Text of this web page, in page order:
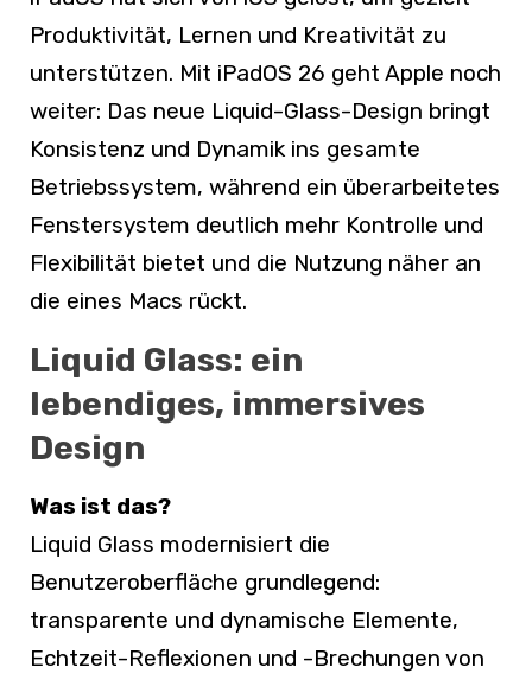
Produktivität, Lernen und Kreativität zu
unterstützen. Mit iPadOS 26 geht Apple noch
weiter: Das neue Liquid-Glass-Design bringt
Konsistenz und Dynamik ins gesamte
Betriebssystem, während ein überarbeitetes
Fenstersystem deutlich mehr Kontrolle und
Flexibilität bietet und die Nutzung näher an
die eines Macs rückt.
Liquid Glass: ein
lebendiges, immersives
Design
Was ist das?
Liquid Glass modernisiert die
Benutzeroberfläche grundlegend:
transparente und dynamische Elemente,
Echtzeit-Reflexionen und -Brechungen von